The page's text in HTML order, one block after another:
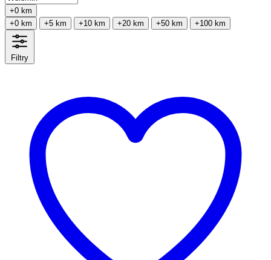
+0 km
+0 km
+5 km +10 km +20 km +50 km +100 km
Filtry